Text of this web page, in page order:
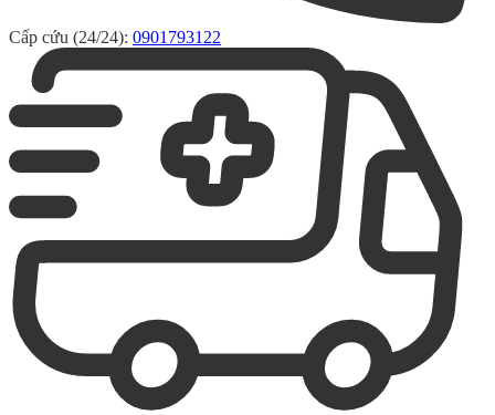
Cấp cứu (24/24): 0901793122